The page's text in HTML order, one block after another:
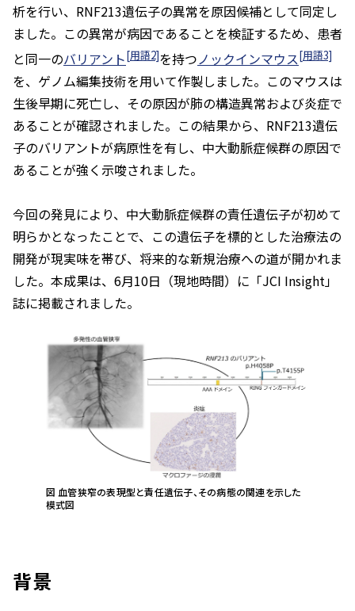
析を行い、 RNF213遺伝子の異常を原因候補として同定し
ました。この異常が病因であることを検証するため、患者
と同一のバリアント[用語2]を持つノックインマウス[用語3]
を、ゲノム編集技術を用いて作製しました。このマウスは
生後早期に死亡し、その原因が肺の構造異常および炎症で
あることが確認されました。この結果から、 RNF213遺伝
子のバリアントが病原性を有し、中大動脈症候群の原因で
あることが強く示唆されました。
今回の発見により、中大動脈症候群の責任遺伝子が初めて
明らかとなったことで、この遺伝子を標的とした治療法の
開発が現実味を帯び、将来的な新規治療への道が開かれま
した。本成果は、6月10日（現地時間）に「JCI Insight」
誌に掲載されました。
図 血管狭窄の表現型と責任遺伝子、その病態の関連を示した
模式図
背景